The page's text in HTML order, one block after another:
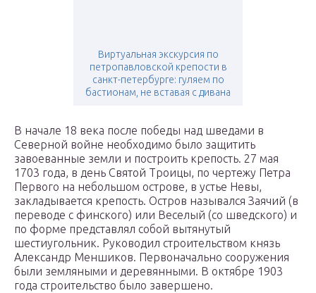
Виртуальная экскурсия по
петропавловской крепости в
санкт-петербурге: гуляем по
бастионам, не вставая с дивана
В начале 18 века после победы над шведами в
Северной войне необходимо было защитить
завоеванные земли и построить крепость. 27 мая
1703 года, в день Святой Троицы, по чертежу Петра
Первого на небольшом острове, в устье Невы,
закладывается крепость. Остров назывался Заячий (в
переводе с финского) или Веселый (со шведского) и
по форме представлял собой вытянутый
шестиугольник. Руководил строительством князь
Александр Меншиков. Первоначально сооружения
были земляными и деревянными. В октябре 1903
года строительство было завершено.